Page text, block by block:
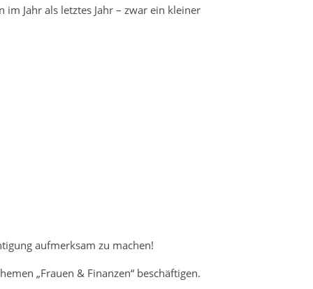
Jahr als letztes Jahr – zwar ein kleiner
aufmerksam zu machen!
„Frauen & Finanzen“ beschäftigen.